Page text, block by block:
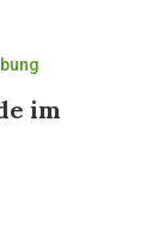
im